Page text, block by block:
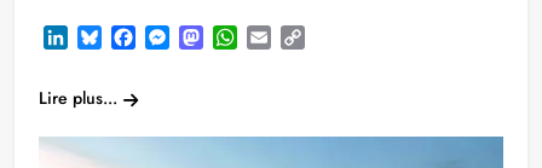
LinkedInBlueskyFacebook
Messenger
Mastodon
WhatsApp
Email
Lire plus...